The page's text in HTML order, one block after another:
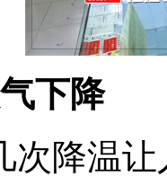
下降
降温让